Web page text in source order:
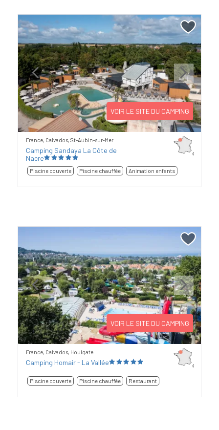
Previous Next
VOIR LE SITE DU CAMPING
France, Calvados, St-Aubin-sur-Mer
Camping Sandaya La Côte de
Nacre
Piscine couverte Piscine chauffée Animation enfants
Previous Next
VOIR LE SITE DU CAMPING
France, Calvados, Houlgate
Camping Homair - La Vallée
Piscine couverte Piscine chauffée Restaurant